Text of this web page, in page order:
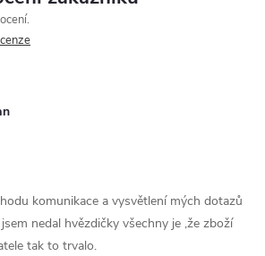
komunikace a vysvětlení mých dotazů
nedal hvězdičky všechny je ,že zboží
tak to trvalo.